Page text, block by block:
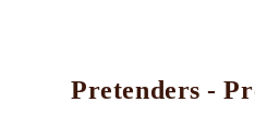
Pretenders -